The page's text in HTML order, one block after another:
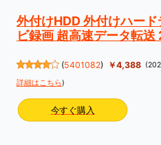
外付けHDD 外付けハー
ビ録画 超高速データ転
(5401082) ￥4,388
詳細はこちら)
今すぐ購入